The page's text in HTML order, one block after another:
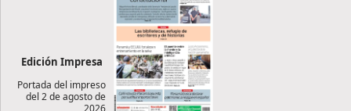
Edición Impresa
Portada del impreso
del 2 de agosto de